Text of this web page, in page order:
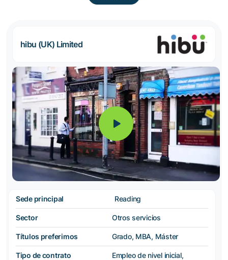
hibu (UK) Limited
Sede principal Reading
Sector Otros servicios
Títulos preferimos Grado, MBA, Máster
Tipo de contrato
Empleo de nivel inicial,